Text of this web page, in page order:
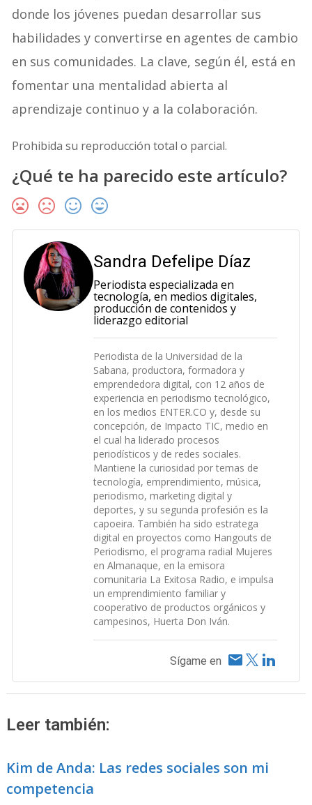
donde los jóvenes puedan desarrollar sus
habilidades y convertirse en agentes de cambio
en sus comunidades. La clave, según él, está en
fomentar una mentalidad abierta al
aprendizaje continuo y a la colaboración.
Prohibida su reproducción total o parcial.
¿Qué te ha parecido este artículo?
Sandra Defelipe Díaz
Periodista especializada en
tecnología, en medios digitales,
producción de contenidos y
liderazgo editorial
Periodista de la Universidad de la
Sabana, productora, formadora y
emprendedora digital, con 12 años de
experiencia en periodismo tecnológico,
en los medios ENTER.CO y, desde su
concepción, de Impacto TIC, medio en
el cual ha liderado procesos
periodísticos y de redes sociales.
Mantiene la curiosidad por temas de
tecnología, emprendimiento, música,
periodismo, marketing digital y
deportes, y su segunda profesión es la
capoeira. También ha sido estratega
digital en proyectos como Hangouts de
Periodismo, el programa radial Mujeres
en Almanaque, en la emisora
comunitaria La Exitosa Radio, e impulsa
un emprendimiento familiar y
cooperativo de productos orgánicos y
campesinos, Huerta Don Iván.
Sígame en
Leer también:
Kim de Anda: Las redes sociales son mi
competencia